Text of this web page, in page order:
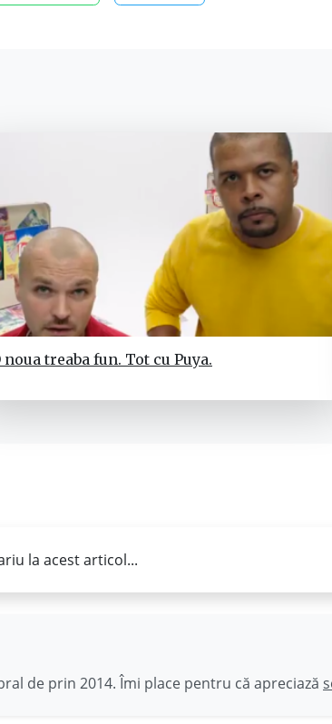
noua treaba fun. Tot cu Puya.
la acest articol...
de prin 2014. Îmi place pentru că apreciază